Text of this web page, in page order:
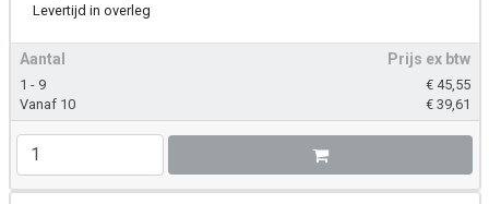
Levertijd in overleg
Aantal Prijs ex btw
1 - 9 € 45,55
Vanaf 10
€ 39,61